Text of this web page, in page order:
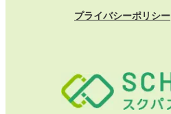
プライバシーポリシー